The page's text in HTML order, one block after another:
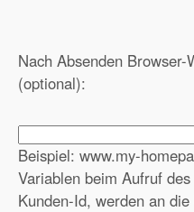
Nach Absenden
(optional):
Beispiel: www.my-
Variablen beim Aufruf
Kunden-Id, werden an